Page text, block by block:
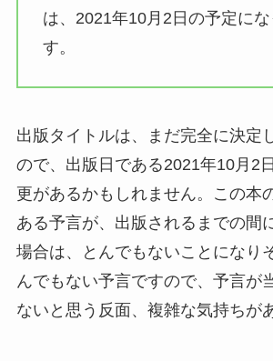
は、2021年10月2日の予定にな
す。
出版タイトルは、まだ完全に決定
ので、出版日である2021年10月2
更があるかもしれません。この本
ある予言が、出版されるまでの間
場合は、とんでもないことになり
んでもない予言ですので、予言が
ないと思う反面、複雑な気持ちが